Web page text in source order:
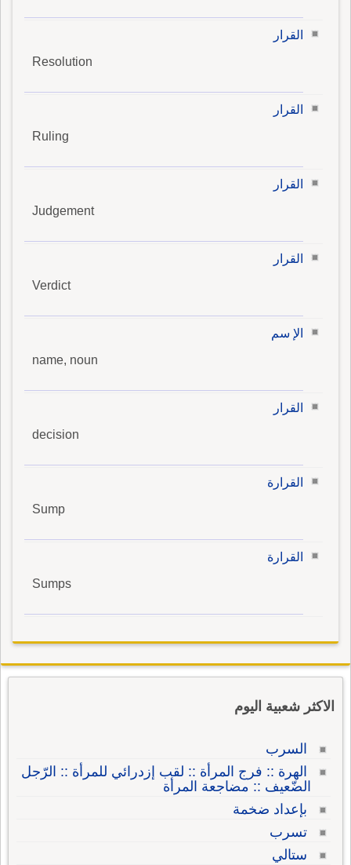
القرار
Resolution
القرار
Ruling
القرار
Judgement
القرار
Verdict
الإ سم
name, noun
القرار
decision
القرارة
Sump
القرارة
Sumps
الاكثر شعبية اليوم
السرب
الهرة :: فرج المرأة :: لقب إزدرائي للمرأة :: الرّجل
الضّعيف :: مضاجعة المرأة
بإعداد ضخمة
تسرب
ستالي